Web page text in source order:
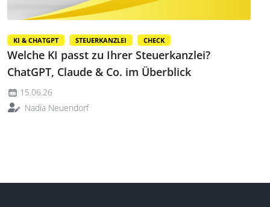
KI & CHATGPT STEUERKANZLEI CHECK
Welche KI passt zu Ihrer Steuerkanzlei?
ChatGPT, Claude & Co. im Überblick
15.06.26
Nadia Neuendorf